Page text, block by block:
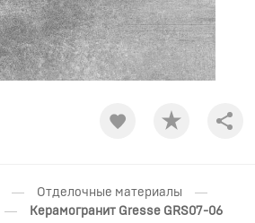
— Отделочные материалы —
—
Керамогранит Gresse GRS07-06